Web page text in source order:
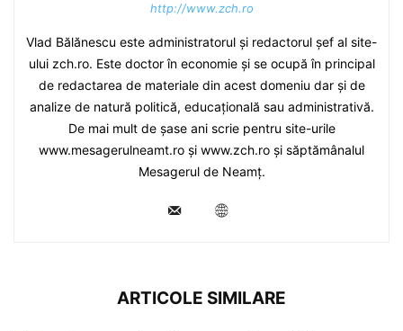
http://www.zch.ro
Vlad Bălănescu este administratorul și redactorul șef al site-
ului zch.ro. Este doctor în economie și se ocupă în principal
de redactarea de materiale din acest domeniu dar și de
analize de natură politică, educațională sau administrativă.
De mai mult de șase ani scrie pentru site-urile
www.mesagerulneamt.ro și www.zch.ro și săptămânalul
Mesagerul de Neamț.
ARTICOLE SIMILARE